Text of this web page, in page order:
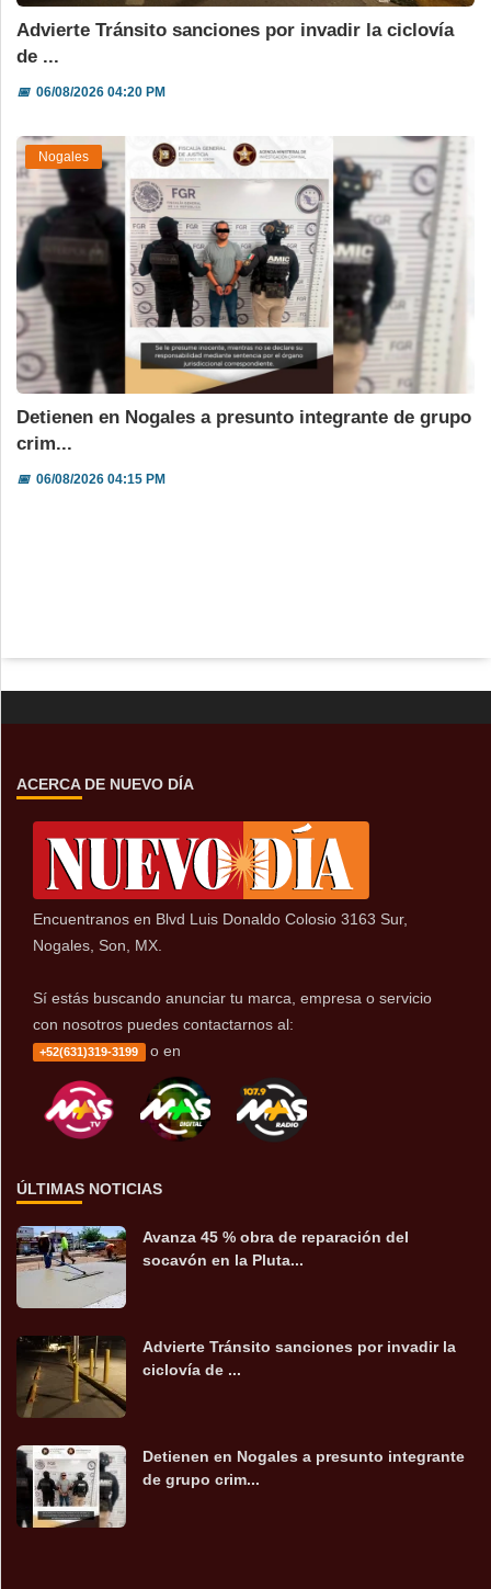
Advierte Tránsito sanciones por invadir la ciclovía
de ...
📅06/08/2026 04:20 PM
Nogales
Detienen en Nogales a presunto integrante de grupo
crim...
📅06/08/2026 04:15 PM
ACERCA DE NUEVO DÍA
Encuentranos en Blvd Luis Donaldo Colosio 3163 Sur,
Nogales, Son, MX.
Sí estás buscando anunciar tu marca, empresa o servicio
con nosotros puedes contactarnos al:
+52(631)319-3199 o en
ÚLTIMAS NOTICIAS
Avanza 45 % obra de reparación del
socavón en la Pluta...
Advierte Tránsito sanciones por invadir la
ciclovía de ...
Detienen en Nogales a presunto integrante
de grupo crim...